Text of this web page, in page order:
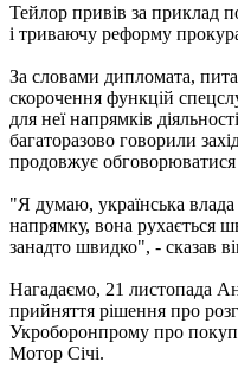
Тейлор привів за приклад
і триваючу реформу
За словами дипломата,
скорочення функцій
для неї напрямків
багаторазово говорили
продовжує
"Я думаю, українська
напрямку, вона рухається
занадто швидко", - сказав
Нагадаємо, 21 листопада
прийняття рішення про
Укроборонпрому про
Мотор Січі.